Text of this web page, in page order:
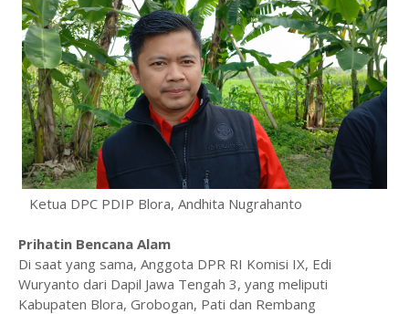
Ketua DPC PDIP Blora, Andhita Nugrahanto
Prihatin Bencana Alam
Di saat yang sama, Anggota DPR RI Komisi IX, Edi
Wuryanto dari Dapil Jawa Tengah 3, yang meliputi
Kabupaten Blora, Grobogan, Pati dan Rembang